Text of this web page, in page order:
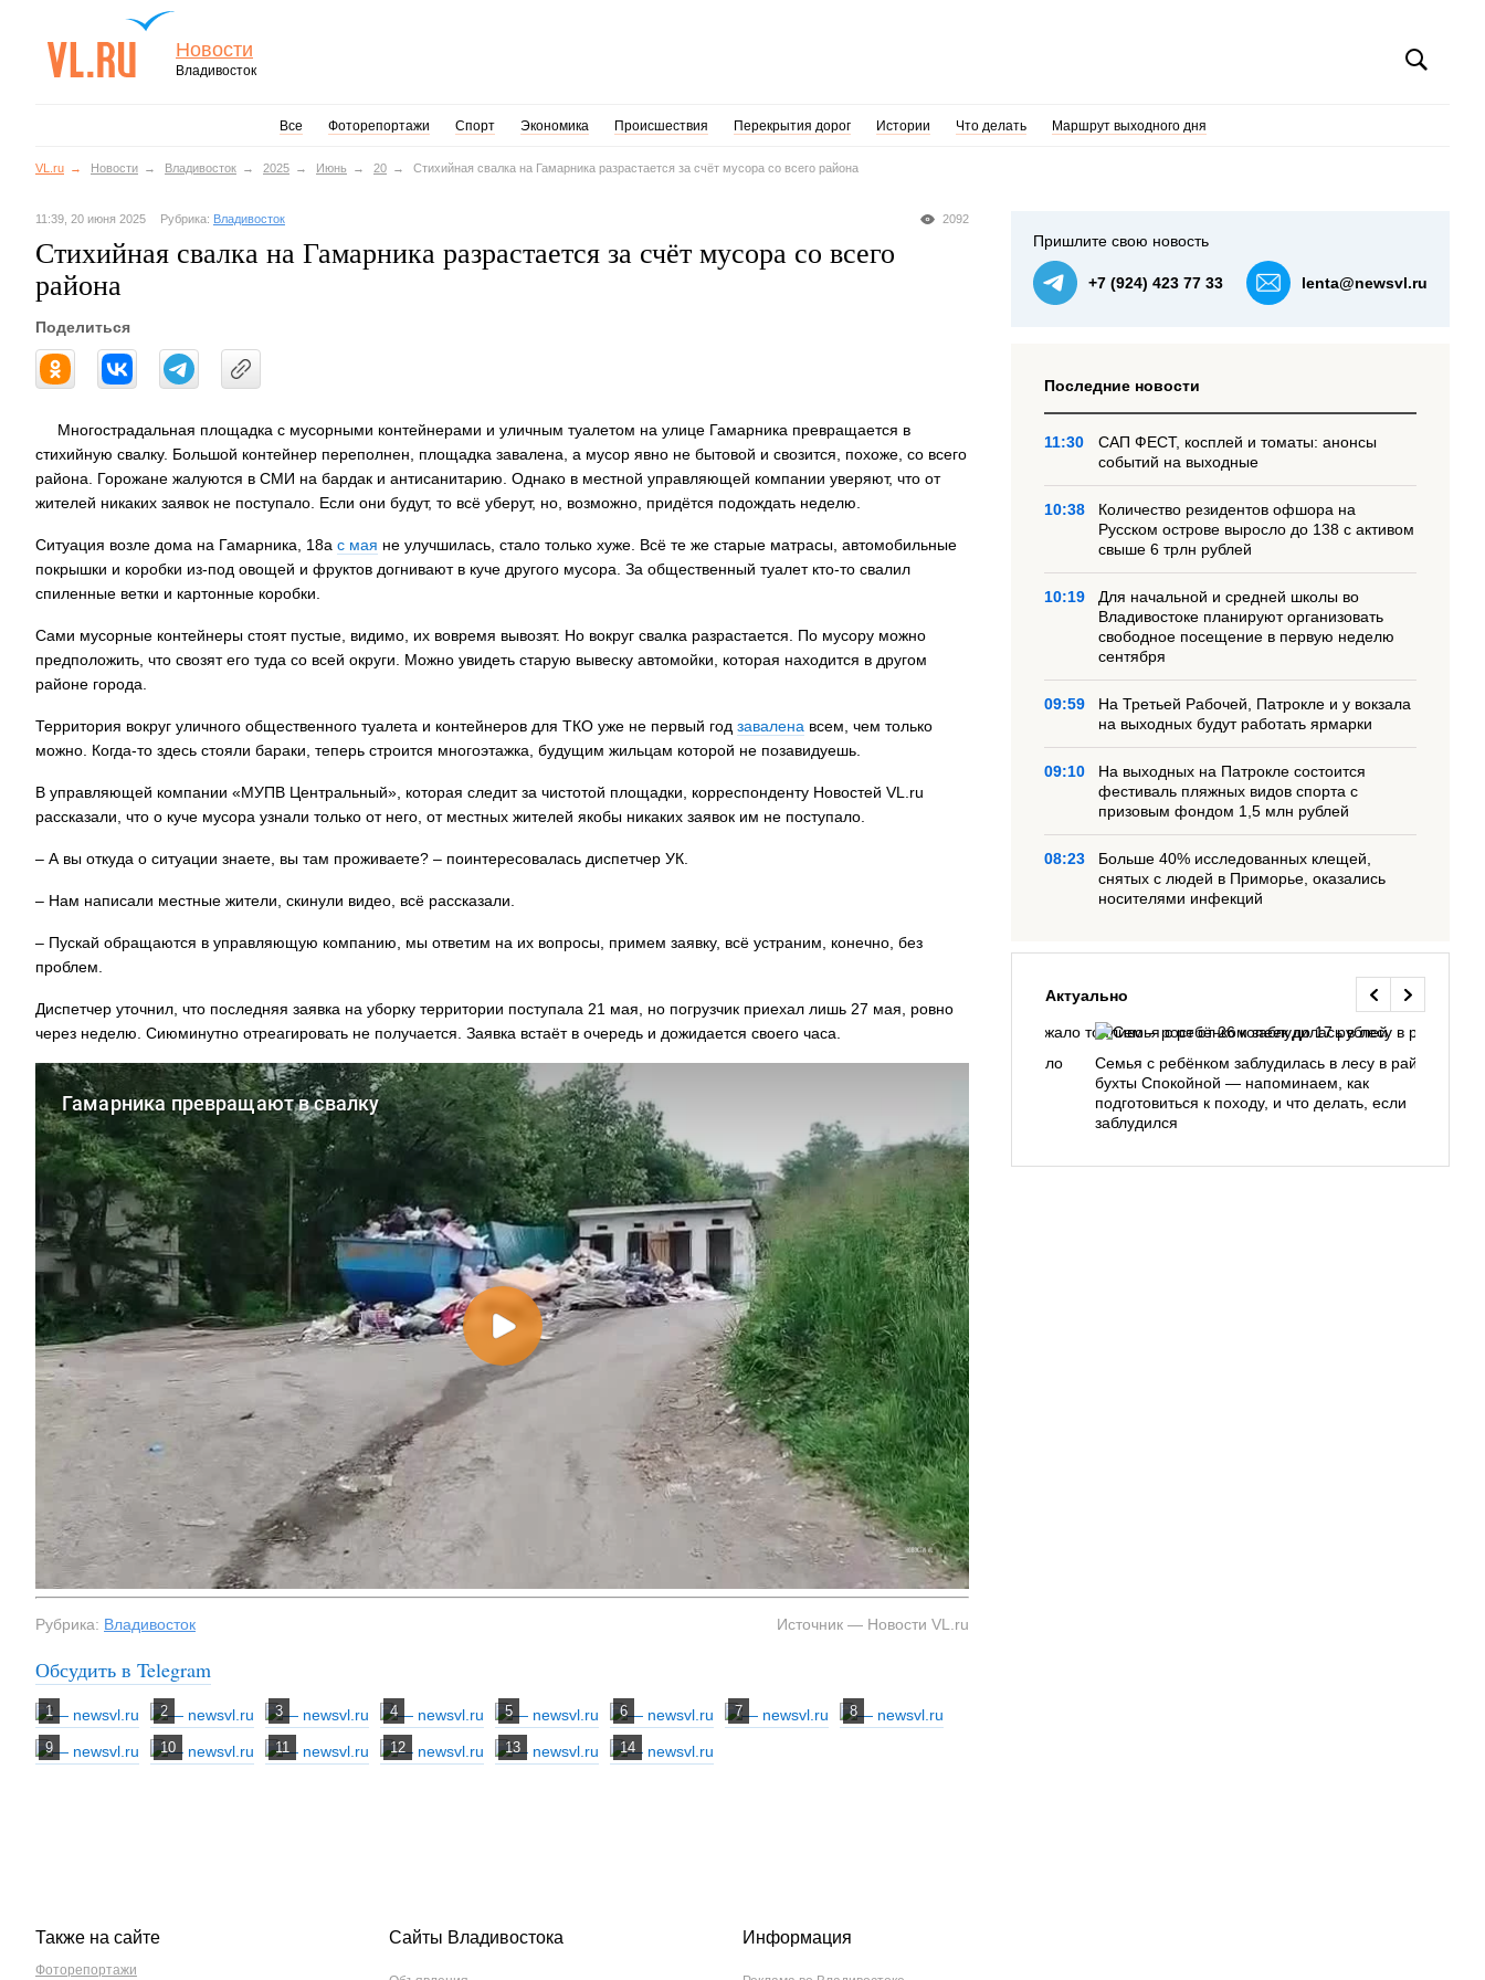
Новости
Владивосток
Все Фоторепортажи Спорт Экономика Происшествия Перекрытия дорог Истории Что делать Маршрут выходного дня
VL.ru Новости Владивосток 2025 Июнь 20 Стихийная свалка на Гамарника разрастается за счёт мусора со всего района
2092
11:39, 20 июня 2025 Рубрика: Владивосток
Стихийная свалка на Гамарника разрастается за счёт мусора со всего
района
Поделиться
Многострадальная площадка с мусорными контейнерами и уличным туалетом на улице Гамарника превращается в
стихийную свалку. Большой контейнер переполнен, площадка завалена, а мусор явно не бытовой и свозится, похоже, со всего
района. Горожане жалуются в СМИ на бардак и антисанитарию. Однако в местной управляющей компании уверяют, что от
жителей никаких заявок не поступало. Если они будут, то всё уберут, но, возможно, придётся подождать неделю.
Ситуация возле дома на Гамарника, 18а с мая не улучшилась, стало только хуже. Всё те же старые матрасы, автомобильные
покрышки и коробки из-под овощей и фруктов догнивают в куче другого мусора. За общественный туалет кто-то свалил
спиленные ветки и картонные коробки.
Сами мусорные контейнеры стоят пустые, видимо, их вовремя вывозят. Но вокруг свалка разрастается. По мусору можно
предположить, что свозят его туда со всей округи. Можно увидеть старую вывеску автомойки, которая находится в другом
районе города.
Территория вокруг уличного общественного туалета и контейнеров для ТКО уже не первый год завалена всем, чем только
можно. Когда-то здесь стояли бараки, теперь строится многоэтажка, будущим жильцам которой не позавидуешь.
В управляющей компании «МУПВ Центральный», которая следит за чистотой площадки, корреспонденту Новостей VL.ru
рассказали, что о куче мусора узнали только от него, от местных жителей якобы никаких заявок им не поступало.
– А вы откуда о ситуации знаете, вы там проживаете? – поинтересовалась диспетчер УК.
– Нам написали местные жители, скинули видео, всё рассказали.
– Пускай обращаются в управляющую компанию, мы ответим на их вопросы, примем заявку, всё устраним, конечно, без
проблем.
Диспетчер уточнил, что последняя заявка на уборку территории поступала 21 мая, но погрузчик приехал лишь 27 мая, ровно
через неделю. Сиюминутно отреагировать не получается. Заявка встаёт в очередь и дожидается своего часа.
Рубрика: Владивосток Источник — Новости VL.ru
Обсудить в Telegram
Пришлите свою новость
+7 (924) 423 77 33 lenta@newsvl.ru
Последние новости
11:30
САП ФЕСТ, косплей и томаты: анонсы
событий на выходные
10:38
Количество резидентов офшора на
Русском острове выросло до 138 с активом
свыше 6 трлн рублей
10:19
Для начальной и средней школы во
Владивостоке планируют организовать
свободное посещение в первую неделю
сентября
09:59
На Третьей Рабочей, Патрокле и у вокзала
на выходных будут работать ярмарки
09:10
На выходных на Патрокле состоится
фестиваль пляжных видов спорта с
призовым фондом 1,5 млн рублей
08:23
Больше 40% исследованных клещей,
снятых с людей в Приморье, оказались
носителями инфекций
Актуально
На заправках Владивостока снова подорожало
Семья с ребёнком заблудилась в лесу в районе
бухты Спокойной — напоминаем, как
подготовиться к походу, и что делать, если
заблудился
Также на сайте
Фоторепортажи
Сайты Владивостока Информация